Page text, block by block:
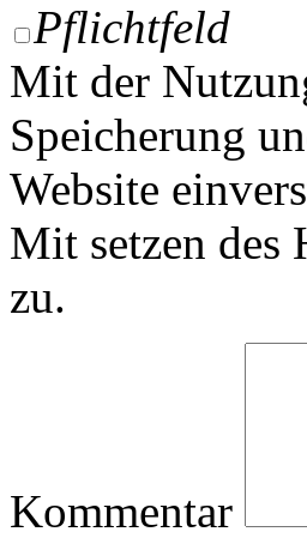
Pflichtfeld
Mit der
Speicherung
Website
Mit setzen des
zu.
Kommentar